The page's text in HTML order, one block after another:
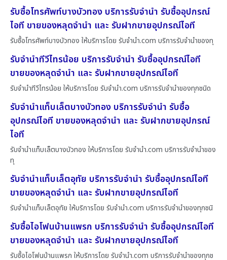
รับซื้อโทรศัพท์บางบัวทอง บริการรับจำนำ รับซื้ออุปกรณ์
ไอที ขายของหลุดจำนำ และ รับฝากขายอุปกรณ์ไอที
รับซื้อโทรศัพท์บางบัวทอง ให้บริการโดย รับจํานํา.com บริการรับจำนำของทุ
รับจำนำทีวีไทรน้อย บริการรับจำนำ รับซื้ออุปกรณ์ไอที
ขายของหลุดจำนำ และ รับฝากขายอุปกรณ์ไอที
รับจำนำทีวีไทรน้อย ให้บริการโดย รับจํานํา.com บริการรับจำนำของทุกชนิด
รับจำนำแท็บเล็ตบางบัวทอง บริการรับจำนำ รับซื้อ
อุปกรณ์ไอที ขายของหลุดจำนำ และ รับฝากขายอุปกรณ์
ไอที
รับจำนำแท็บเล็ตบางบัวทอง ให้บริการโดย รับจํานํา.com บริการรับจำนำของ
ทุ
รับจำนำแท็บเล็ตอุทัย บริการรับจำนำ รับซื้ออุปกรณ์ไอที
ขายของหลุดจำนำ และ รับฝากขายอุปกรณ์ไอที
รับจำนำแท็บเล็ตอุทัย ให้บริการโดย รับจํานํา.com บริการรับจำนำของทุกชนิ
รับซื้อไอโฟนบ้านแพรก บริการรับจำนำ รับซื้ออุปกรณ์ไอที
ขายของหลุดจำนำ และ รับฝากขายอุปกรณ์ไอที
รับซื้อไอโฟนบ้านแพรก ให้บริการโดย รับจํานํา.com บริการรับจำนำของทุกช